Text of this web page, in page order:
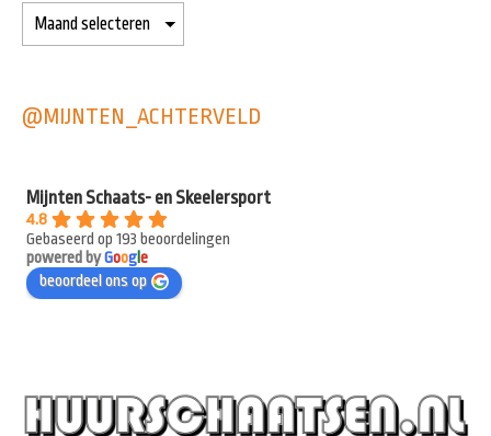
@MIJNTEN_ACHTERVELD
Mijnten Schaats- en Skeelersport
4.8
Gebaseerd op 193 beoordelingen
powered byGooge
beoordeel ons op